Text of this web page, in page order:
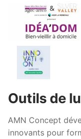
Outils de
AMN Concept
innovants pour